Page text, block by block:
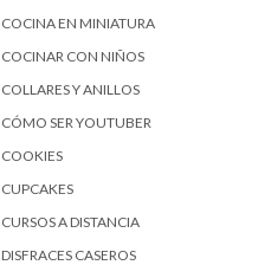
COCINA EN MINIATURA
COCINAR CON NIÑOS
COLLARES Y ANILLOS
CÓMO SER YOUTUBER
COOKIES
CUPCAKES
CURSOS A DISTANCIA
DISFRACES CASEROS